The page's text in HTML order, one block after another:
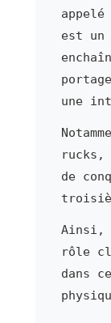
est un
une
rucks,
de
Ainsi,
rôle
dans